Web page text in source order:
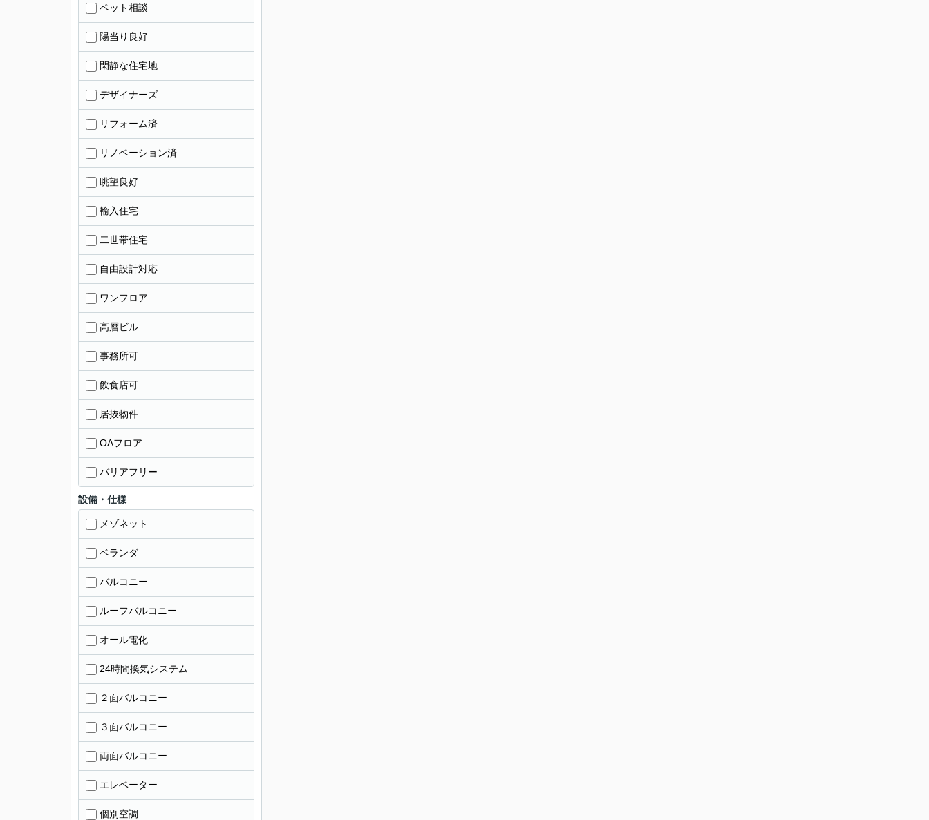
ペット相談
陽当り良好
閑静な住宅地
デザイナーズ
リフォーム済
リノベーション済
眺望良好
輸入住宅
二世帯住宅
自由設計対応
ワンフロア
高層ビル
事務所可
飲食店可
居抜物件
OAフロア
バリアフリー
設備・仕様
メゾネット
ベランダ
バルコニー
ルーフバルコニー
オール電化
24時間換気システム
２面バルコニー
３面バルコニー
両面バルコニー
エレベーター
個別空調